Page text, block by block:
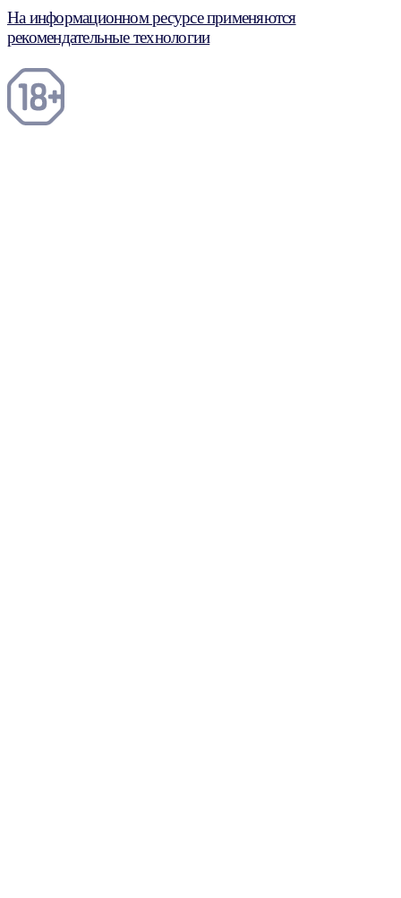
На информационном ресурсе применяются
рекомендательные технологии